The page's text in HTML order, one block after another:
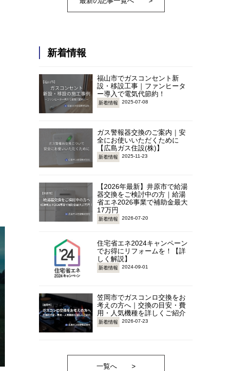
新着情報
福山市でガスコンセント新
設・移設工事｜ファンヒータ
ー導入で電気代節約！
新着情報 2025-07-08
ガス警報器交換のご案内｜安
全にお使いいただくために
【広島ガス住設(株)】
新着情報 2025-11-23
【2026年最新】井原市で給湯
器交換をご検討中の方｜給湯
省エネ2026事業で補助金最大
17万円
新着情報 2026-07-20
住宅省エネ2024キャンペーン
でお得にリフォームを！【詳
しく解説】
新着情報 2024-09-01
笠岡市でガスコンロ交換をお
考えの方へ｜交換の目安・費
用・人気機種を詳しくご紹介
新着情報 2026-07-23
一覧へ >